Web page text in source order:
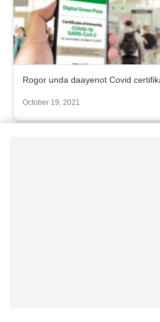
Rogor unda daayenot Covid
October 19, 2021